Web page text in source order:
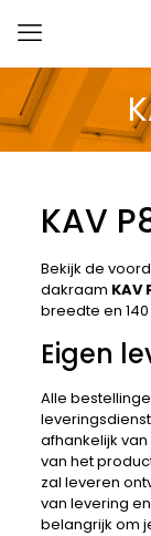
KAV
Bekijk de
dakraam KAV
breedte en
Eigen
Alle
afhankelijk
van het
zal leveren
van levering
belangrijk om